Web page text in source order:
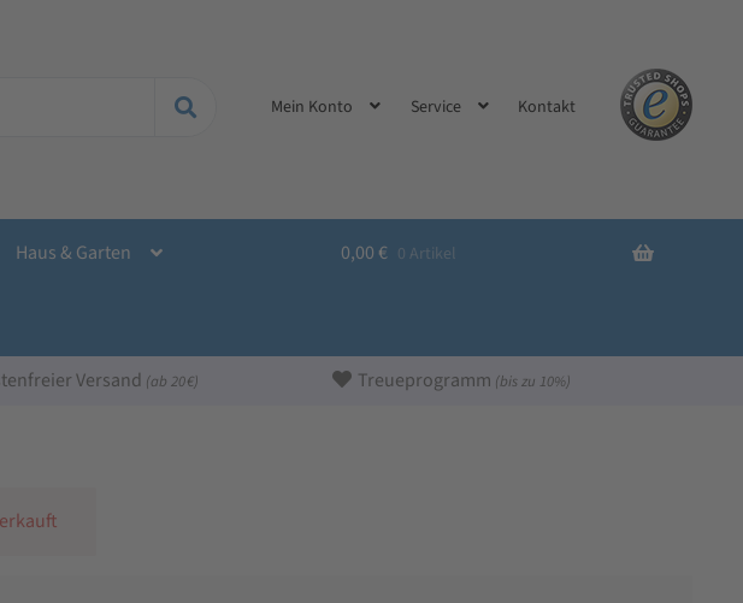
Mein Konto Service Kontakt
Haus & Garten 0,00 € 0 Artikel
Versand (ab 20 €) Treueprogramm (bis zu 10%)